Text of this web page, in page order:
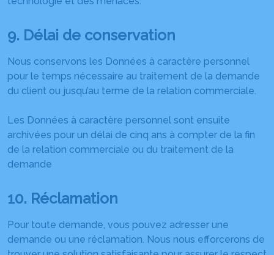
9. Délai de conservation
Nous conservons les Données à caractère personnel
pour le temps nécessaire au traitement de la demande
du client ou jusqu’au terme de la relation commerciale.
Les Données à caractère personnel sont ensuite
archivées pour un délai de cinq ans à compter de la fin
de la relation commerciale ou du traitement de la
demande
10. Réclamation
Pour toute demande, vous pouvez adresser une
demande ou une réclamation. Nous nous efforcerons de